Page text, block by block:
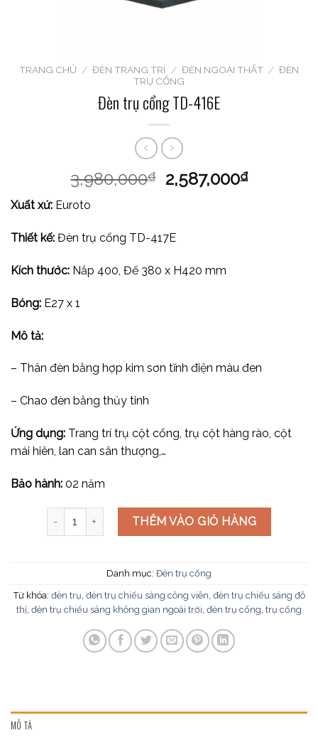
TRANG CHỦ / ĐÈN TRANG TRÍ / ĐÈN NGOẠI THẤT / ĐÈN
TRỤ CỔNG
Đèn trụ cổng TD-416E
3,980,000₫ 2,587,000₫
Xuất xứ: Euroto
Thiết kế: Đèn trụ cổng TD-417E
Kích thước: Nắp 400, Đế 380 x H420 mm
Bóng: E27 x 1
Mô tả:
– Thân đèn bằng hợp kim sơn tĩnh điện màu đen
– Chao đèn bằng thủy tinh
Ứng dụng: Trang trí trụ cột cổng, trụ cột hàng rào, cột
mái hiên, lan can sân thượng,…
Bảo hành: 02 năm
Đèn trụ cổng TD-416E số lượngTHÊM VÀO GIỎ HÀNG
Danh mục: Đèn trụ cổng
Từ khóa: đèn trụ đèn trụ chiếu sáng công viên đèn trụ chiếu sáng đô
thị đèn trụ chiếu sáng không gian ngoài trời đèn trụ cổng trụ cổng
MÔ TẢ